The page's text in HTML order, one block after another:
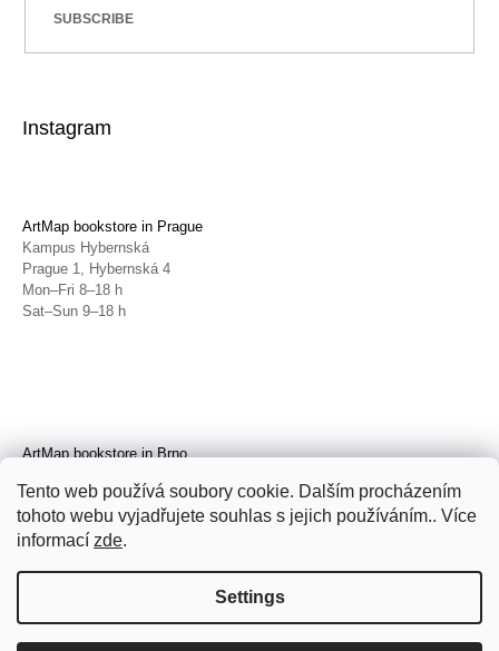
Tento web používá soubory cookie. Dalším procházením
tohoto webu vyjadřujete souhlas s jejich používáním.. Více
informací zde.
Settings
SUBSCRIBE
Instagram
ArtMap bookstore in Prague
Kampus Hybernská
Prague 1, Hybernská 4
Mon–Fri 8–18 h
Sat–Sun 9–18 h
ArtMap bookstore in Brno
Brno, Radnická 4
Tue–Fri 11–19 h
Sat 14–19 h